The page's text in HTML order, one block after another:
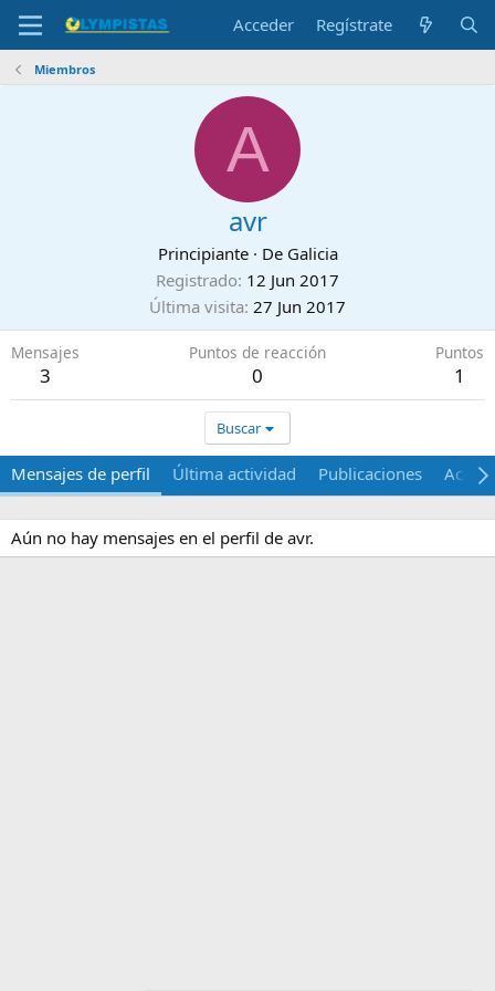
Acceder Regístrate
Miembros
A
avr
Principiante · De Galicia
Registrado 12 Jun 2017
Última visita 27 Jun 2017
Mensajes
3
Puntos de reacción
0
Puntos
1
Buscar
Mensajes de perfil Última actividad Publicaciones Acerca
Aún no hay mensajes en el perfil de avr.